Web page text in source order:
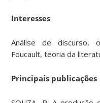
Interesses
Análise de discurso,
Foucault, teoria da
Principais publicações